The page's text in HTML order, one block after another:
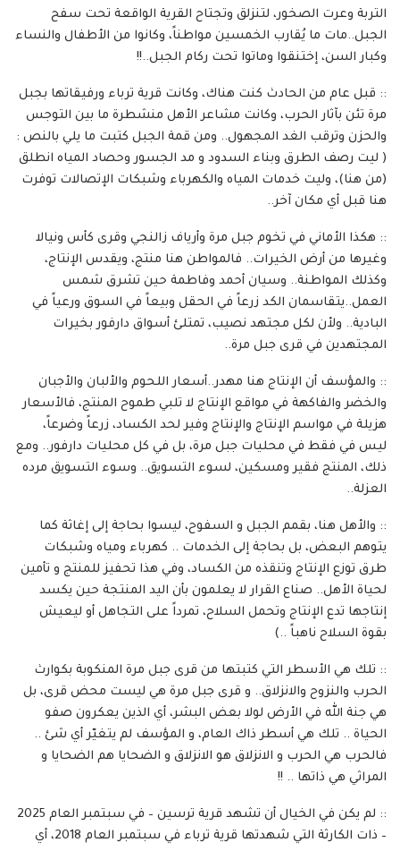
التربة وعرت الصخور، لتنزلق وتجتاح القرية الواقعة تحت سفح
الجبل..مات ما يُقارب الخمسين مواطناً، وكانوا من الأطفال والنساء
وكبار السن، إختنقوا وماتوا تحت ركام الجبل..!!
:: قبل عام من الحادث كنت هناك، وكانت قرية ترباء ورفيقاتها بجبل
مرة تئن بآثار الحرب، وكانت مشاعر الأهل منشطرة ما بين التوجس
والحزن وترقب الغد المجهول.. ومن قمة الجبل كتبت ما يلي بالنص :
( ليت رصف الطرق وبناء السدود و مد الجسور وحصاد المياه انطلق
(من هنا)، وليت خدمات المياه والكهرباء وشبكات الإتصالات توفرت
هنا قبل أي مكان آخر..
:: هكذا الأماني في تخوم جبل مرة وأرياف زالنجي وقرى كأس ونيالا
وغيرها من أرض الخيرات.. فالمواطن هنا منتج، ويقدس الإنتاج،
وكذلك المواطنة.. وسيان أحمد وفاطمة حين تشرق شمس
العمل..يتقاسمان الكد زرعاً في الحقل وبيعاً في السوق ورعياً في
البادية.. ولأن لكل مجتهد نصيب، تمتلئ أسواق دارفور بخيرات
المجتهدين في قرى جبل مرة..
:: والمؤسف أن الإنتاج هنا مهدر..أسعار اللحوم والألبان والأجبان
والخضر والفاكهة في مواقع الإنتاج لا تلبي طموح المنتج، فالأسعار
هزيلة في مواسم الإنتاج والإنتاج وفير لحد الكساد، زرعاً وضرعاً،
ليس في فقط في محليات جبل مرة، بل في كل محليات دارفور.. ومع
ذلك، المنتج فقير ومسكين، لسوء التسويق.. وسوء التسويق مرده
العزلة..
:: والأهل هنا، بقمم الجبل و السفوح، ليسوا بحاجة إلى إغاثة كما
يتوهم البعض، بل بحاجة إلى الخدمات .. كهرباء ومياه وشبكات
طرق توزع الإنتاج وتنقذه من الكساد، وفي هذا تحفيز للمنتج و تأمين
لحياة الأهل.. صناع القرار لا يعلمون بأن اليد المنتجة حين يكسد
إنتاجها تدع الإنتاج وتحمل السلاح، تمرداً على التجاهل أو ليعيش
بقوة السلاح ناهباً ..)
:: تلك هي الأسطر التي كتبتها من قرى جبل مرة المنكوبة بكوارث
الحرب والنزوح والانزلاق.. و قرى جبل مرة هي ليست محض قرى، بل
هي جنة الله في الأرض لولا بعض البشر، أي الذين يعكرون صفو
الحياة .. تلك هي أسطر ذاك العام، و المؤسف لم يتغيّر أي شئ ..
فالحرب هي الحرب و الانزلاق هو الانزلاق و الضحايا هم الضحايا و
المراثي هي ذاتها .. !!
:: لم يكن في الخيال أن تشهد قرية ترسين – في سبتمبر العام 2025
– ذات الكارثة التي شهدتها قرية ترباء في سبتمبر العام 2018، أي